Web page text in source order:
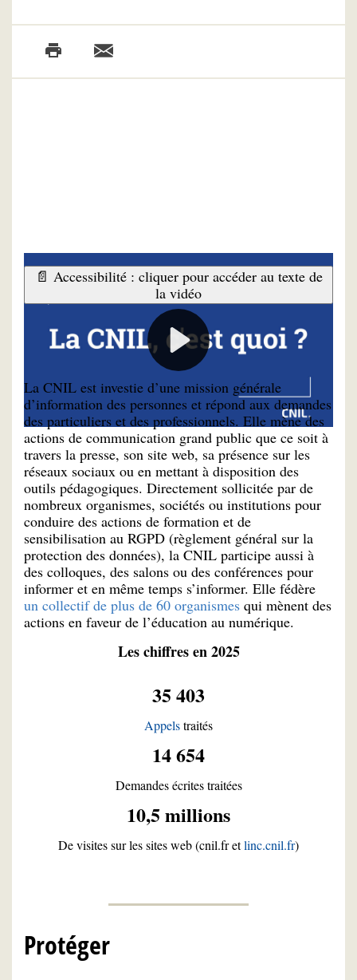
📄 Accessibilité : cliquer pour accéder au texte de
la vidéo
Informer
La CNIL est investie d’une mission générale
d’information des personnes et répond aux demandes
des particuliers et des professionnels. Elle mène des
actions de communication grand public que ce soit à
travers la presse, son site web, sa présence sur les
réseaux sociaux ou en mettant à disposition des
outils pédagogiques. Directement sollicitée par de
nombreux organismes, sociétés ou institutions pour
conduire des actions de formation et de
sensibilisation au RGPD (règlement général sur la
protection des données), la CNIL participe aussi à
des colloques, des salons ou des conférences pour
informer et en même temps s’informer. Elle fédère
un collectif de plus de 60 organismes qui mènent des
actions en faveur de l’éducation au numérique.
Les chiffres en 2025
35 403
Appelstraités
14 654
Demandes écrites traitées
10,5 millions
De visites sur les sites web (cnil.fr etlinc.cnil.fr)
Protéger